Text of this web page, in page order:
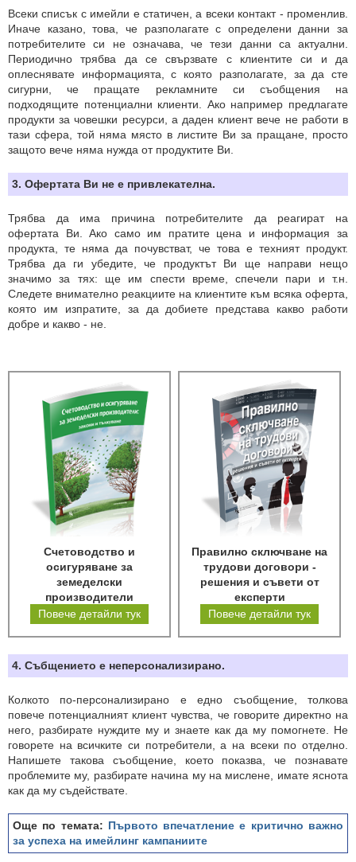
Всеки списък с имейли е статичен, а всеки контакт - променлив.
Иначе казано, това, че разполагате с определени данни за
потребителите си не означава, че тези данни са актуални.
Периодично трябва да се свързвате с клиентите си и да
оплеснявате информацията, с която разполагате, за да сте
сигурни, че пращате рекламните си съобщения на
подходящите потенциални клиенти. Ако например предлагате
продукти за човешки ресурси, а даден клиент вече не работи в
тази сфера, той няма място в листите Ви за пращане, просто
защото вече няма нужда от продуктите Ви.
3. Офертата Ви не е привлекателна.
Трябва да има причина потребителите да реагират на
офертата Ви. Ако само им пратите цена и информация за
продукта, те няма да почувстват, че това е техният продукт.
Трябва да ги убедите, че продуктът Ви ще направи нещо
значимо за тях: ще им спести време, спечели пари и т.н.
Следете внимателно реакциите на клиентите към всяка оферта,
която им изпратите, за да добиете представа какво работи
добре и какво - не.
Счетоводство и
осигуряване за
земеделски
производители
Повече детайли тук
Правилно сключване на
трудови договори -
решения и съвети от
експерти
Повече детайли тук
4. Събщението е неперсонализирано.
Колкото по-персонализирано е едно съобщение, толкова
повече потенциалният клиент чувства, че говорите директно на
него, разбирате нуждите му и знаете как да му помогнете. Не
говорете на всичките си потребители, а на всеки по отделно.
Напишете такова съобщение, което показва, че познавате
проблемите му, разбирате начина му на мислене, имате яснота
как да му съдействате.
Още по темата: Първото впечатление е критично важно
за успеха на имейлинг кампаниите